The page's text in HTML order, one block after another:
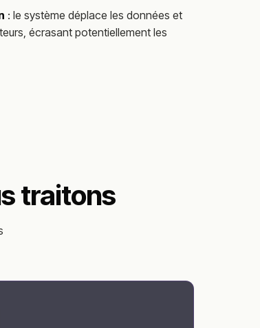
: le système déplace les données et
écrasant potentiellement les
traitons